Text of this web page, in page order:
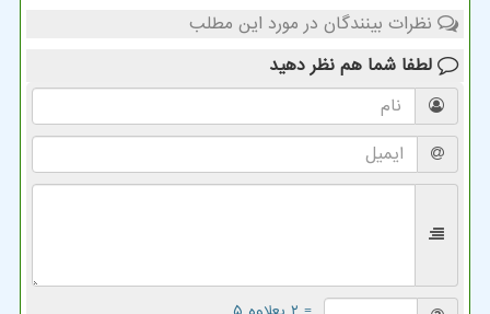
نظرات بینندگان در مورد این مطلب
لطفا شما هم نظر دهید